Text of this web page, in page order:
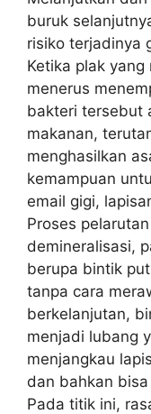
buruk
risiko terjadinya
Ketika plak
menerus
bakteri tersebut
makanan,
menghasilkan
kemampuan
email gigi,
Proses
demineralisasi,
berupa bintik
tanpa cara
berkelanjutan,
menjadi lubang
menjangkau
dan bahkan
Pada titik ini,